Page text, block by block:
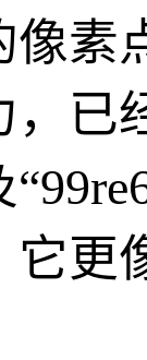
像素
，已
它更